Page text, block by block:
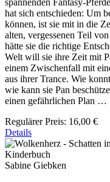
hat sich entschieden: Um
können, ist sie mit in die
alten, vergessenen Teil
hätte sie die richtige
Welt will sie ihre Zeit mit
einem Zwischenfall mit
aus ihrer Trance. Wie
wie kann sie Pan
einen gefährlichen Plan …
Regulärer Preis: 16,00 €
Details
Kinderbuch
Sabine Giebken